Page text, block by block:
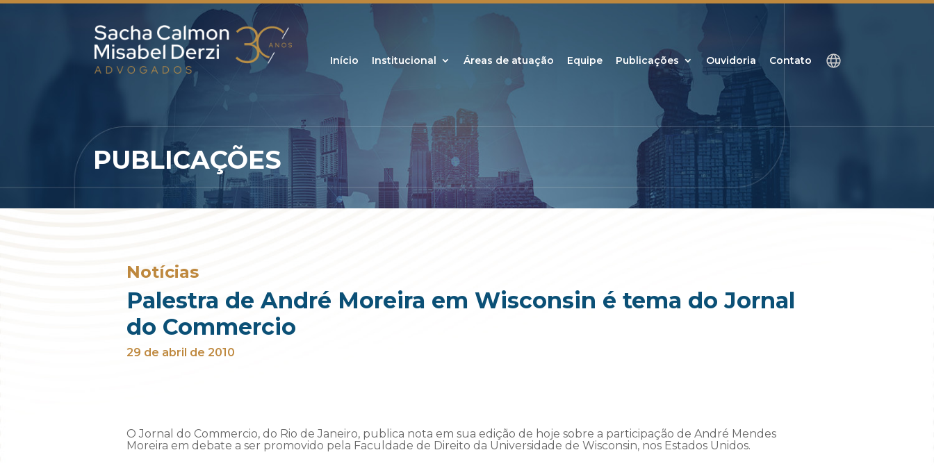
Início Institucional Áreas de atuação Equipe Publicações Ouvidoria Contato
PUBLICAÇÕES
Notícias
Palestra de André Moreira em Wisconsin é tema do Jornal
do Commercio
29 de abril de 2010
O Jornal do Commercio, do Rio de Janeiro, publica nota em sua edição de hoje sobre a participação de André Mendes
Moreira em debate a ser promovido pela Faculdade de Direito da Universidade de Wisconsin, nos Estados Unidos.